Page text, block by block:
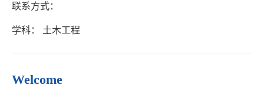
联系方式：
学科： 土木工程
Welcome